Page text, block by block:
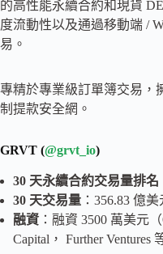
的高性能永續合約和現貨
度流動性以及通過移動端 /
易。
專精於專業級訂單簿交易，
制提款安全網。
GRVT (@grvt_io)
30 天永續合約交易量排名
30 天交易量 ：356.83 億美
融資 ：融資 3500 萬美元
Capital， Further Ventures